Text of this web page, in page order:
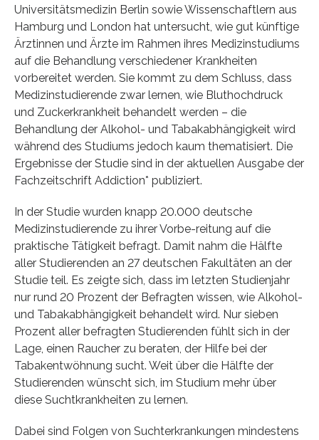
Universitätsmedizin Berlin sowie Wissenschaftlern aus
Hamburg und London hat untersucht, wie gut künftige
Ärztinnen und Ärzte im Rahmen ihres Medizinstudiums
auf die Behandlung verschiedener Krankheiten
vorbereitet werden. Sie kommt zu dem Schluss, dass
Medizinstudierende zwar lernen, wie Bluthochdruck
und Zuckerkrankheit behandelt werden – die
Behandlung der Alkohol- und Tabakabhängigkeit wird
während des Studiums jedoch kaum thematisiert. Die
Ergebnisse der Studie sind in der aktuellen Ausgabe der
Fachzeitschrift Addiction* publiziert.
In der Studie wurden knapp 20.000 deutsche
Medizinstudierende zu ihrer Vorbe-reitung auf die
praktische Tätigkeit befragt. Damit nahm die Hälfte
aller Studierenden an 27 deutschen Fakultäten an der
Studie teil. Es zeigte sich, dass im letzten Studienjahr
nur rund 20 Prozent der Befragten wissen, wie Alkohol-
und Tabakabhängigkeit behandelt wird. Nur sieben
Prozent aller befragten Studierenden fühlt sich in der
Lage, einen Raucher zu beraten, der Hilfe bei der
Tabakentwöhnung sucht. Weit über die Hälfte der
Studierenden wünscht sich, im Studium mehr über
diese Suchtkrankheiten zu lernen.
Dabei sind Folgen von Suchterkrankungen mindestens